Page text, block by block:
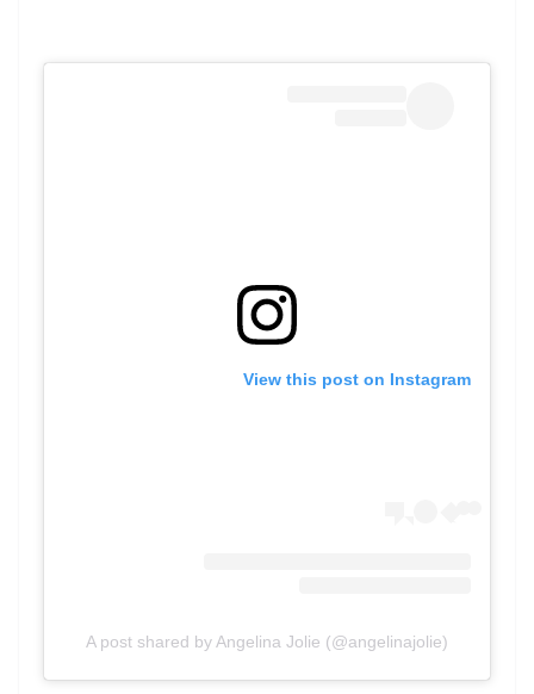
View this post on Instagram
A post shared by Angelina Jolie (@angelinajolie)